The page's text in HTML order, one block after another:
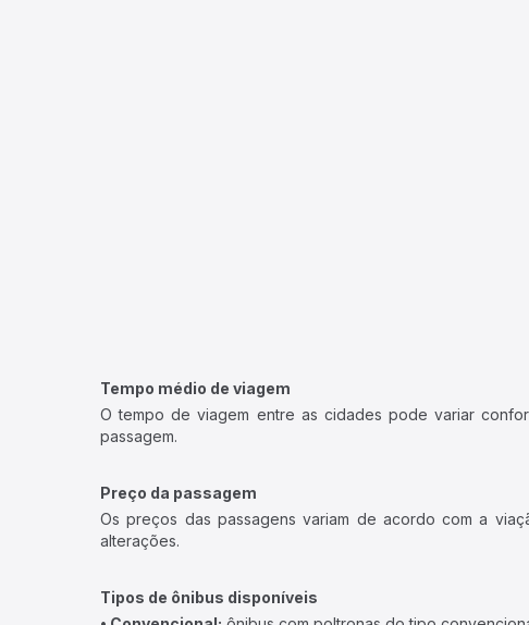
Tempo médio de viagem
O tempo de viagem entre as cidades pode variar
passagem.
Preço da passagem
Os preços das passagens variam de acordo com a
alterações.
Tipos de ônibus disponíveis